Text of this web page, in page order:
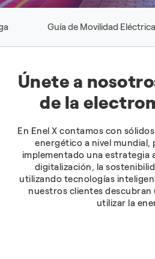
Guía de Movilidad Eléctrica
Únete a
de la
En Enel X contamos con
energético a nivel mundial,
implementado una estrategia
digitalización, la
utilizando tecnologías
nuestros clientes descubran
utilizar la